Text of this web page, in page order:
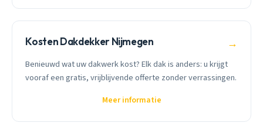
Kosten Dakdekker Nijmegen →
Benieuwd wat uw dakwerk kost? Elk dak is anders: u krijgt
vooraf een gratis, vrijblijvende offerte zonder verrassingen.
Meer informatie